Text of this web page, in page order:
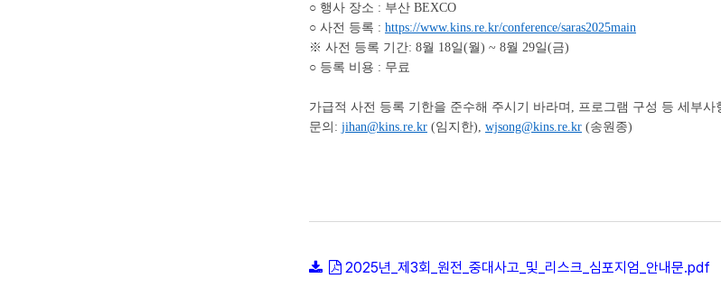
○ 행사 장소 : 부산 BEXCO
○ 사전 등록 : https://www.kins.re.kr/conference/saras2025main
※ 사전 등록 기간: 8월 18일(월) ~ 8월 29일(금)
○ 등록 비용 : 무료
가급적 사전 등록 기한을 준수해 주시기 바라며, 프로그램 구성 등 세부
문의: jihan@kins.re.kr (임지한), wjsong@kins.re.kr (송원종)
2025년_제3회_원전_중대사고_및_리스크_심포지엄_안내문.pdf